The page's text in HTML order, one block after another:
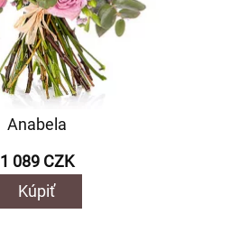
Anabela
1 089 CZK
Kúpiť